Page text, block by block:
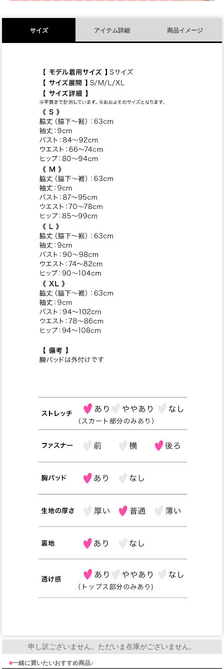
サイズ アイテム詳細 商品イメージ
申し訳ございません。ただいま在庫がございません。
■一緒に買いたいおすすめ商品♪